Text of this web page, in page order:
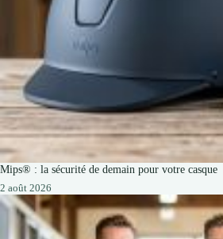
Mips® : la sécurité de demain pour votre casque
2 août 2026